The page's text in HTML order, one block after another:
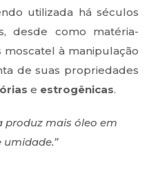
utilizada há séculos
desde como matéria-
à manipulação
de suas propriedades
e estrogênicas.
produz mais óleo em